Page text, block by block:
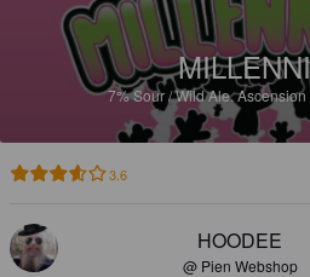
7%Sour / Wild Ale.
3.6
HOODEE
@ Pien Webshop